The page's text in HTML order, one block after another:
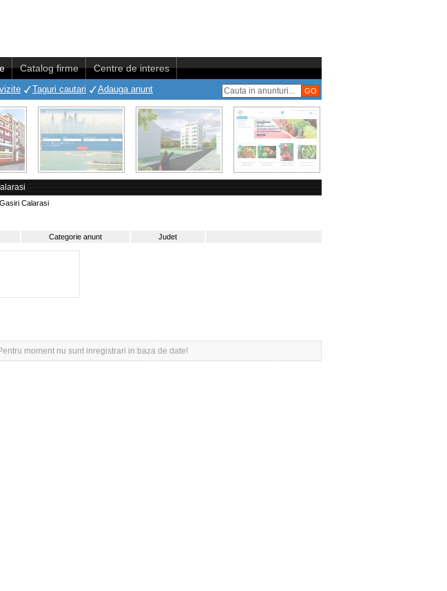
Catalog firme Centre de interes
Taguri cautari Adauga anunt
Calarasi
Categorie anunt
Judet
moment nu sunt inregistrari in baza de date!